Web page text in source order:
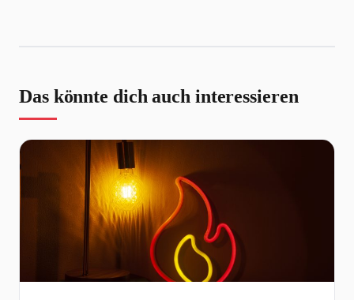
Das könnte dich auch interessieren